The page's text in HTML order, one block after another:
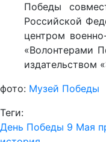
Победы
Российской
центром
«Волонтерами
издательством
фото: Музей Победы
Теги:
День Победы 9 Мая